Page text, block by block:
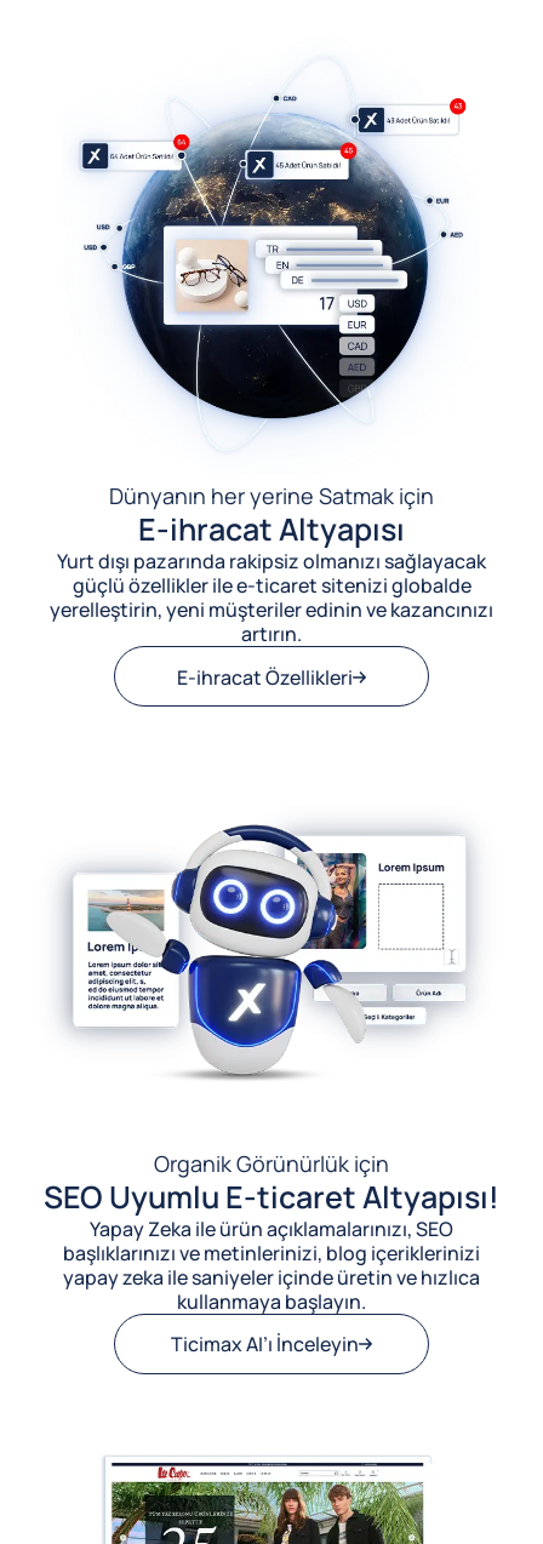
Dünyanın her yerine Satmak için
E-ihracat Altyapısı
Yurt dışı pazarında rakipsiz olmanızı sağlayacak
güçlü özellikler ile e-ticaret sitenizi globalde
yerelleştirin, yeni müşteriler edinin ve kazancınızı
artırın.
E-ihracat Özellikleri
Organik Görünürlük için
SEO Uyumlu E-ticaret Altyapısı!
Yapay Zeka ile ürün açıklamalarınızı, SEO
başlıklarınızı ve metinlerinizi, blog içeriklerinizi
yapay zeka ile saniyeler içinde üretin ve hızlıca
kullanmaya başlayın.
Ticimax AI’ı İnceleyin